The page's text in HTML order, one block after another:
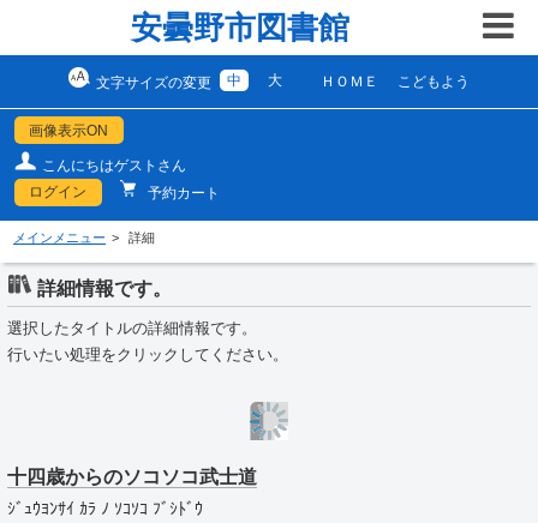
安曇野市図書館
文字サイズの変更 中 大 ＨＯＭＥ こどもよう
画像表示ON
こんにちはゲストさん
ログイン
予約カート
メインメニュー 詳細
詳細情報です。
選択したタイトルの詳細情報です。
行いたい処理をクリックしてください。
十四歳からのソコソコ武士道
ｼﾞｭｳﾖﾝｻｲ ｶﾗ ﾉ ｿｺｿｺ ﾌﾞｼﾄﾞｳ